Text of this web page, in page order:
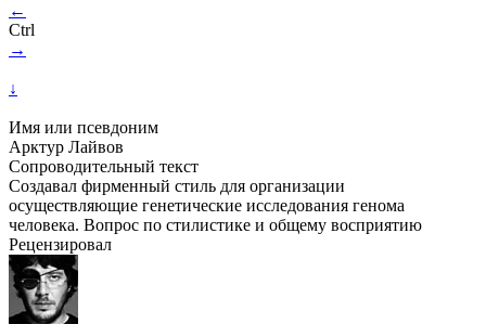
←
Ctrl
→
↓
Имя или псевдоним
Арктур Лайвов
Сопроводительный текст
Создавал фирменный стиль для организации
осуществляющие генетические исследования генома
человека. Вопрос по стилистике и общему восприятию
Рецензировал